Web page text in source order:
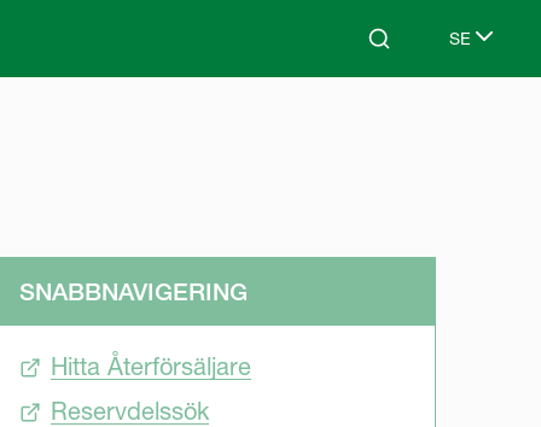
Search SE
Select
SNABBNAVIGERING
Hitta Återförsäljare
Reservdelssök